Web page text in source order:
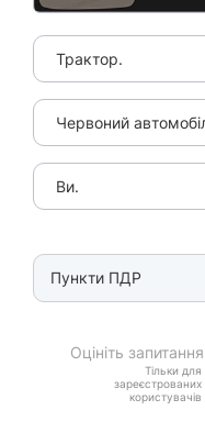
Трактор.
Червоний
Ви.
Пункти ПДР
Оцініть запитання
Тільки для
зареєстрованих
користувачів